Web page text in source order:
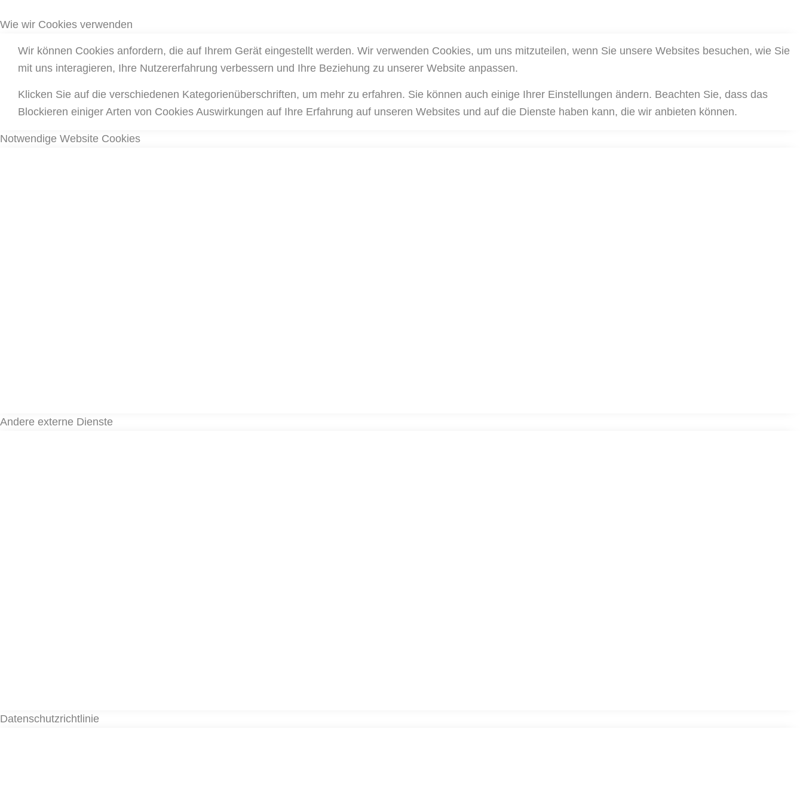
Wie wir Cookies verwenden
Wir können Cookies anfordern, die auf Ihrem Gerät eingestellt werden. Wir verwenden Cookies, um uns mitzuteilen, wenn Sie unsere Websites besuchen, wie Sie
mit uns interagieren, Ihre Nutzererfahrung verbessern und Ihre Beziehung zu unserer Website anpassen.
Klicken Sie auf die verschiedenen Kategorienüberschriften, um mehr zu erfahren. Sie können auch einige Ihrer Einstellungen ändern. Beachten Sie, dass das
Blockieren einiger Arten von Cookies Auswirkungen auf Ihre Erfahrung auf unseren Websites und auf die Dienste haben kann, die wir anbieten können.
Notwendige Website Cookies
Andere externe Dienste
Datenschutzrichtlinie